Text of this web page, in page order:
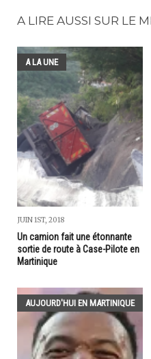
A LIRE AUSSI SUR LE
A LA UNE
JUIN 1ST, 2018
Un camion fait une étonnante
sortie de route à Case-Pilote en
Martinique
AUJOURD'HUI EN MARTINIQUE